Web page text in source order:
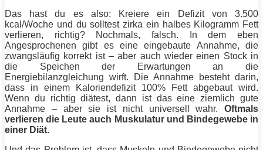
Das hast du es also: Kreiere ein Defizit von 3.500
kcal/Woche und du solltest zirka ein halbes Kilogramm Fett
verlieren, richtig? Nochmals, falsch. In dem eben
Angesprochenen gibt es eine eingebaute Annahme, die
zwangsläufig korrekt ist – aber auch wieder einen Stock in
die Speichen der Erwartungen an die
Energiebilanzgleichung wirft. Die Annahme besteht darin,
dass in einem Kaloriendefizit 100%
Fettabgebaut wird.
Wenn du richtig diätest, dann ist das eine ziemlich gute
Annahme – aber sie ist nicht universell wahr. Oftmals
verlieren die Leute auch Muskulatur und Bindegewebe in
einer Diät.